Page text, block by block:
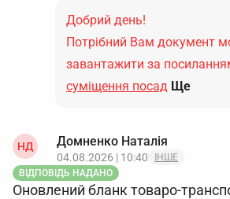
Добрий день!
Потрібний Вам документ
завантажити за
суміщення посад Ще
НД Домненко Наталія
04.08.2026 | 10:40
ІНШЕ
ВІДПОВІДЬ НАДАНО
Оновлений бланк товаро-